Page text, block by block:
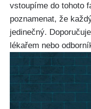
vstoupíme do tohoto
poznamenat, že
jedinečný.
lékařem⁣ nebo